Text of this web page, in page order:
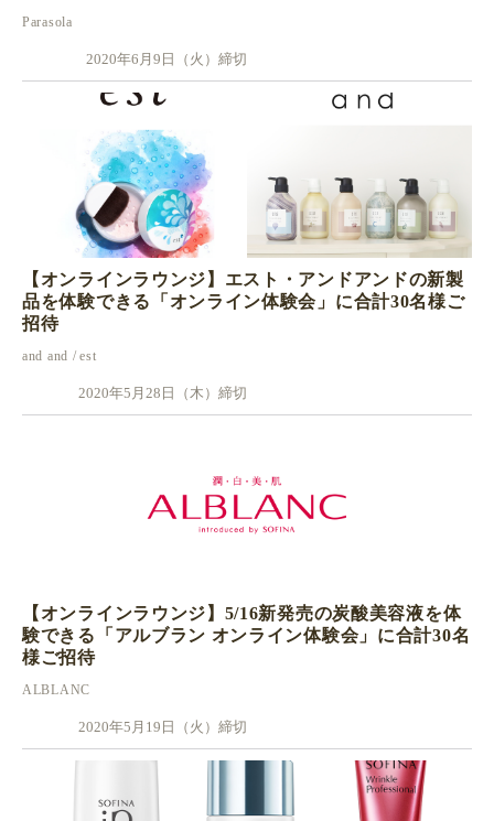
Parasola
2020年6月9日（火）締切
【オンラインラウンジ】エスト・アンドアンドの新製
品を体験できる「オンライン体験会」に合計30名様ご
招待
and and est
2020年5月28日（木）締切
【オンラインラウンジ】5/16新発売の炭酸美容液を体
験できる「アルブラン オンライン体験会」に合計30名
様ご招待
ALBLANC
2020年5月19日（火）締切